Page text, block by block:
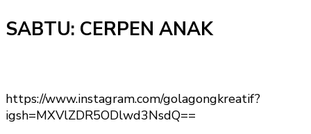
SABTU: CERPEN ANAK
https://www.instagram.com/golagongkreatif?
igsh=MXVlZDR5ODlwd3NsdQ==